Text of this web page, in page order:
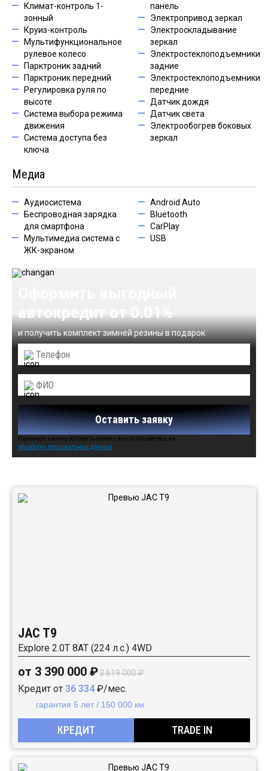
Климат-контроль 1-
зонный
Круиз-контроль
Мультифункциональное
рулевое колесо
Парктроник задний
Парктроник передний
Регулировка руля по
высоте
Система выбора режима
движения
Система доступа без
ключа
панель
Электропривод зеркал
Электроскладывание
зеркал
Электростеклоподъемники
задние
Электростеклоподъемники
передние
Датчик дождя
Датчик света
Электрообогрев боковых
зеркал
Медиа
Аудиосистема
Беспроводная зарядка
для смартфона
Мультимедиа система с
ЖК-экраном
Android Auto
Bluetooth
CarPlay
USB
автокредит от 0.01%
и получить комплект зимней резины в подарок
Оставить заявку
Нажимая кнопку оставить заявку вы соглашаетесь на
обработку персональных данных
JAC T9
Explore 2.0T 8AT (224 л.с.) 4WD
от 3 390 000 ₽3 619 000 ₽
Кредит от 36 334₽/мес.
гарантия 5 лет / 150 000 км
КРЕДИТ TRADE IN